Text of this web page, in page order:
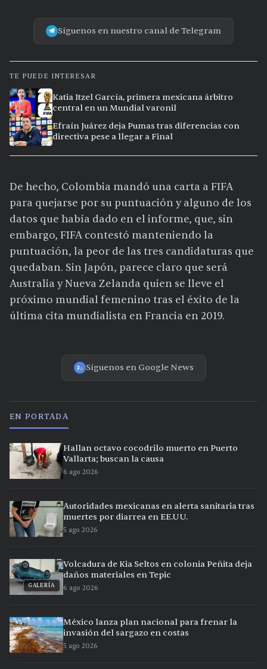
Síguenos en nuestro canal de Telegram
TE PUEDE INTERESAR
Katia Itzel García, primera mexicana árbitro
central en un Mundial varonil
Efraín Juárez deja Pumas tras diferencias con
directiva pese a llegar a Final
De hecho, Colombia mandó una carta a FIFA
para quejarse por su puntuación y alguno de los
datos que había dado en el informe, que, sin
embargo, FIFA contestó manteniendo la
puntuación, la peor de las tres candidaturas que
quedaban. Sin Japón, parece claro que será
Australia y Nueva Zelanda quien se lleve el
próximo mundial femenino tras el éxito de la
última cita mundialista en Francia en 2019.
Síguenos en Google News
EN PORTADA
Hallan octavo cocodrilo muerto en Puerto
Vallarta; buscan la causa
6 ago 2026
Autoridades mexicanas en alerta sanitaria tras
muertes por diarrea en EE.UU.
5 ago 2026
GALERÍA
Volcadura de Kia Seltos en colonia Peñita deja
daños materiales en Tepic
6 ago 2026
México lanza plan nacional para frenar la
invasión del sargazo en costas
5 ago 2026